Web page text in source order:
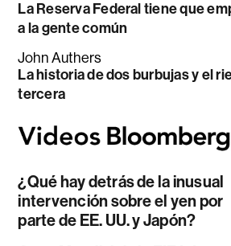
La Reserva Federal tiene que
a la gente común
John Authers
La historia de dos burbujas y el
tercera
¿Qué hay detrás de la inusual
intervención sobre el yen por
parte de EE. UU. y Japón?